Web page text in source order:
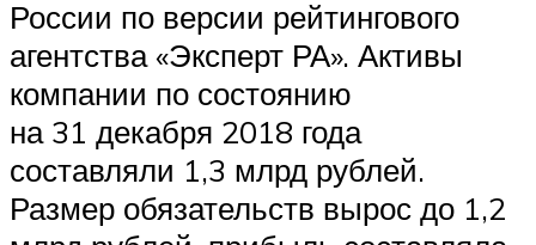
России по версии рейтингового
агентства «Эксперт РА». Активы
компании по состоянию
на 31 декабря 2018 года
составляли 1,3 млрд рублей.
Размер обязательств вырос до 1,2